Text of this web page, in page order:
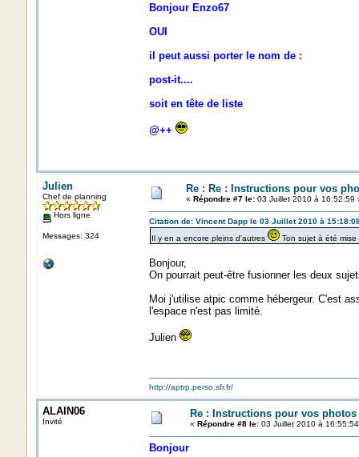
Bonjour Enzo67
OUI
il peut aussi porter le nom de :
post-it....
soit en tête de liste
@++
Julien
Chef de planning
Hors ligne
Messages: 324
Re : Re : Instructions pour vos
« Répondre #7 le:03 Juillet 2010 à 16:52:59
Citation de: Vincent Dapp le 03 Juillet 2010 à
Il y en a encore pleins d'autres
Ton sujet à été mise
Bonjour,
On pourrait peut-être fusionner les deux
Moi j'utilise atpic comme hébergeur. C'est
l'espace n'est pas limité.
Julien
http://aptrp.perso.sfr.fr/
ALAIN06
Invité
Re : Instructions pour vos photos
« Répondre #8 le:03 Juillet 2010 à
Bonjour